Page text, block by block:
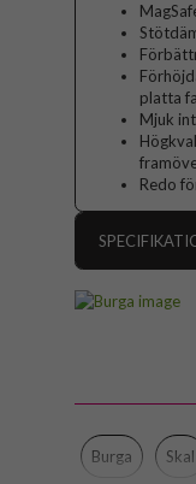
platta
Mjuk
Redo
Egenskaper
Färg
Burga Skal